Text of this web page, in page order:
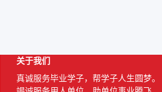
关于我们
真诚服务毕业学子，帮学子人生圆梦。